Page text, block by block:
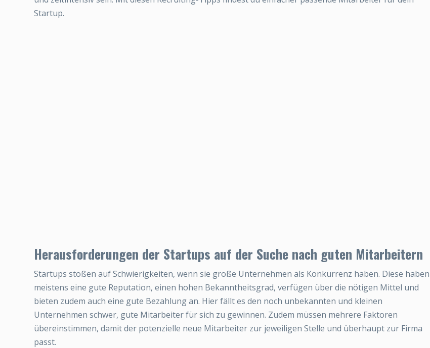
Startup.
Herausforderungen der Startups auf der Suche nach guten Mitarbeitern
Startups stoßen auf Schwierigkeiten, wenn sie große Unternehmen als Konkurrenz haben. Diese haben
meistens eine gute Reputation, einen hohen Bekanntheitsgrad, verfügen über die nötigen Mittel und
bieten zudem auch eine gute Bezahlung an. Hier fällt es den noch unbekannten und kleinen
Unternehmen schwer, gute Mitarbeiter für sich zu gewinnen. Zudem müssen mehrere Faktoren
übereinstimmen, damit der potenzielle neue Mitarbeiter zur jeweiligen Stelle und überhaupt zur Firma
passt.